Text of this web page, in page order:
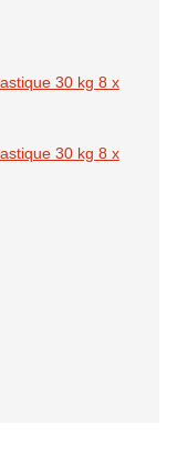
30 kg 8 x
30 kg 8 x